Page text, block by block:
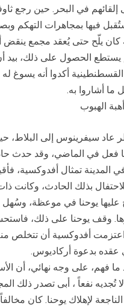
إلقائهم في البحر. حين رجع
فيها بمجاهرات التهكم
كان يلّح حتى يُعقد مجمع
يستطع الحصول على ذلك، بيد
أكدوا أنه يسوغ له
ما أشاروا به.
الهبوب
عاد سيفرينوس إلى البلاط،
فعل في الماضي، وقد حدث
المدينة تمثال أفدوكسية،
بذلك الحادث، وكانت
يوحنا في موعظة، وسُهل
وقف يوحنا على ذلك،
أفدوكسية أن تتخلص
عقده بدعوة أركاديوس.
ما فهم، على وجه نهائي، أن
تُجديه نفعاً ، أبى تصدر ذلك
لإهلاك يوحنا. كان